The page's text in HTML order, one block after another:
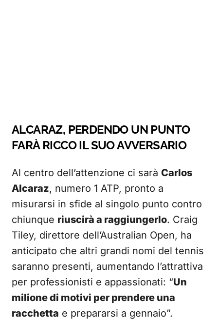
ALCARAZ, PERDENDO UN PUNTO
FARÀ RICCO IL SUO AVVERSARIO
Al centro dell’attenzione ci sarà Carlos
Alcaraz, numero 1 ATP, pronto a
misurarsi in sfide al singolo punto contro
chiunque riuscirà a raggiungerlo. Craig
Tiley, direttore dell’Australian Open, ha
anticipato che altri grandi nomi del tennis
saranno presenti, aumentando l’attrattiva
per professionisti e appassionati: “Un
milione di motivi per prendere una
racchetta e prepararsi a gennaio”.